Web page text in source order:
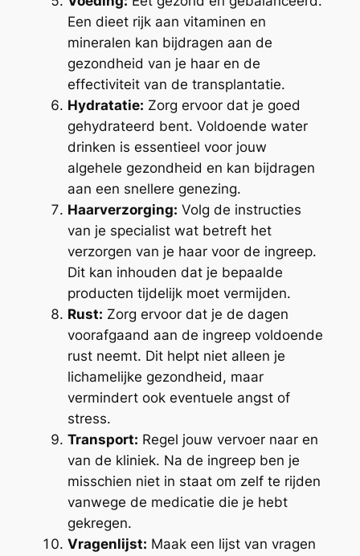
Een dieet rijk aan vitaminen en
mineralen kan bijdragen aan de
gezondheid van je haar en de
effectiviteit van de transplantatie.
Hydratatie: Zorg ervoor dat je goed
gehydrateerd bent. Voldoende water
drinken is essentieel voor jouw
algehele gezondheid en kan bijdragen
aan een snellere genezing.
Haarverzorging: Volg de instructies
van je specialist wat betreft het
verzorgen van je haar voor de ingreep.
Dit kan inhouden dat je bepaalde
producten tijdelijk moet vermijden.
Rust: Zorg ervoor dat je de dagen
voorafgaand aan de ingreep voldoende
rust neemt. Dit helpt niet alleen je
lichamelijke gezondheid, maar
vermindert ook eventuele angst of
stress.
Transport: Regel jouw vervoer naar en
van de kliniek. Na de ingreep ben je
misschien niet in staat om zelf te rijden
vanwege de medicatie die je hebt
gekregen.
Vragenlijst: Maak een lijst van vragen